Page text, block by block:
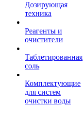
Дозирующая
техника
Реагенты и
очистители
Таблетированная
соль
Комплектующие
для систем
очистки воды